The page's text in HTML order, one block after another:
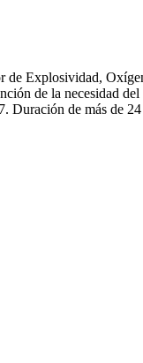
Explosividad,
de la necesidad
de más de